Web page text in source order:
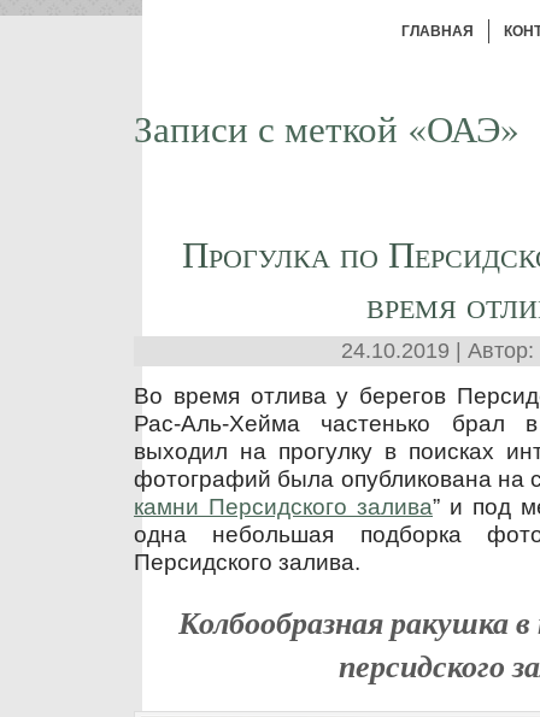
ГЛАВНАЯ
Записи с меткой «ОАЭ»
Прогулка по
время
24.10.2019 | Автор:
Во время отлива у берегов
Рас-Аль-Хейма частенько брал
выходил на прогулку в поисках
фотографий была опубликована на
камни Персидского залива” и под
одна небольшая подборка
Персидского залива.
Колбообразная ракушка в
персидского